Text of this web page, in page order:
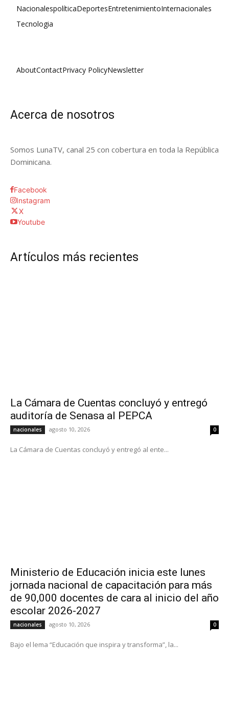
NacionalespolíticaDeportesEntretenimientoInternacionales
Tecnologia
AboutContactPrivacy PolicyNewsletter
Acerca de nosotros
Somos LunaTV, canal 25 con cobertura en toda la República
Dominicana.
Facebook
Instagram
X
Youtube
Artículos más recientes
La Cámara de Cuentas concluyó y entregó
auditoría de Senasa al PEPCA
nacionales agosto 10, 2026 0
La Cámara de Cuentas concluyó y entregó al ente...
Ministerio de Educación inicia este lunes
jornada nacional de capacitación para más
de 90,000 docentes de cara al inicio del año
escolar 2026-2027
nacionales agosto 10, 2026 0
Bajo el lema “Educación que inspira y transforma”, la...